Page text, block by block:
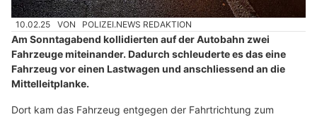
10.02.25 VON POLIZEI.NEWS REDAKTION
Am Sonntagabend kollidierten auf der Autobahn zwei
Fahrzeuge miteinander. Dadurch schleuderte es das eine
Fahrzeug vor einen Lastwagen und anschliessend an die
Mittelleitplanke.
Dort kam das Fahrzeug entgegen der Fahrtrichtung zum